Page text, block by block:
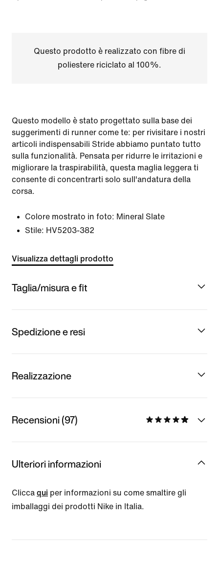
Questo prodotto è realizzato con fibre di
poliestere riciclato al 100%.
Questo modello è stato progettato sulla base dei
suggerimenti di runner come te: per rivisitare i nostri
articoli indispensabili Stride abbiamo puntato tutto
sulla funzionalità. Pensata per ridurre le irritazioni e
migliorare la traspirabilità, questa maglia leggera ti
consente di concentrarti solo sull'andatura della
corsa.
Colore mostrato in foto: Mineral Slate
Stile: HV5203-382
Visualizza dettagli prodotto
Taglia/misura e fit
Spedizione e resi
Realizzazione
Recensioni (97)
Ulteriori informazioni
Clicca qui per informazioni su come smaltire gli
imballaggi dei prodotti Nike in Italia.